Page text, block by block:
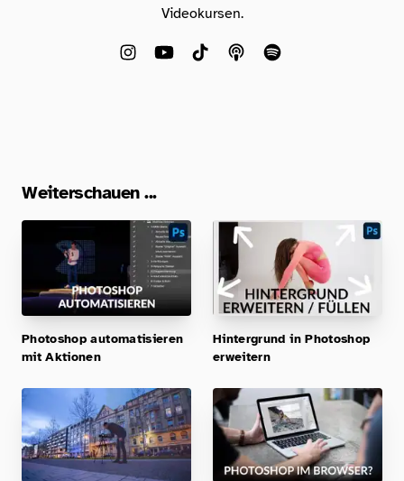
Videokursen.
Weiterschauen ...
Photoshop automatisieren
mit Aktionen
Hintergrund in Photoshop
erweitern